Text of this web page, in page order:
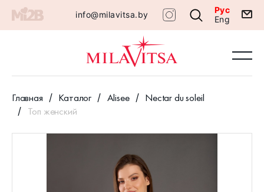
info@milavitsa.by
Рус
Eng
Главная Каталог Alisee
Nectar du soleil
Топ женский